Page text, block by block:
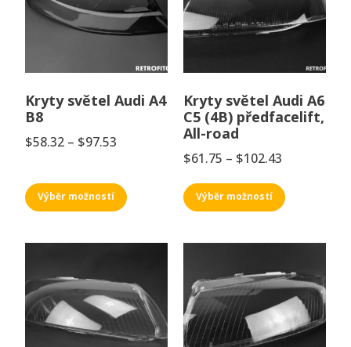
Kryty světel Audi A4
B8
$58.32 – $97.53
Výběr možností
Kryty světel Audi A6
C5 (4B) předfacelift,
All-road
$61.75 – $102.43
Výběr možností